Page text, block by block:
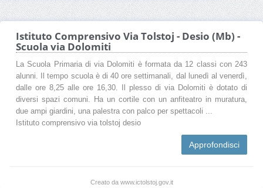
Istituto Comprensivo Via Tolstoj - Desio (Mb) -
Scuola via Dolomiti
La Scuola Primaria di via Dolomiti è formata da 12 classi con 243
alunni. Il tempo scuola è di 40 ore settimanali, dal lunedì al venerdì,
dalle ore 8,25 alle ore 16,30. Il plesso di via Dolomiti è dotato di
diversi spazi comuni. Ha un cortile con un anfiteatro in muratura,
due ampi giardini, una palestra con palco per spettacoli ...
Istituto comprensivo via tolstoj desio
Approfondisci
Creato da www.ictolstoj.gov.it